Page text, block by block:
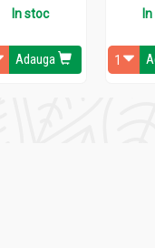
de a proteja funcțiile
fiind utilizate
confirmate prin
vasculare.
oxidativ.
sângelui.
formulă consacrată
In stoc
Adauga